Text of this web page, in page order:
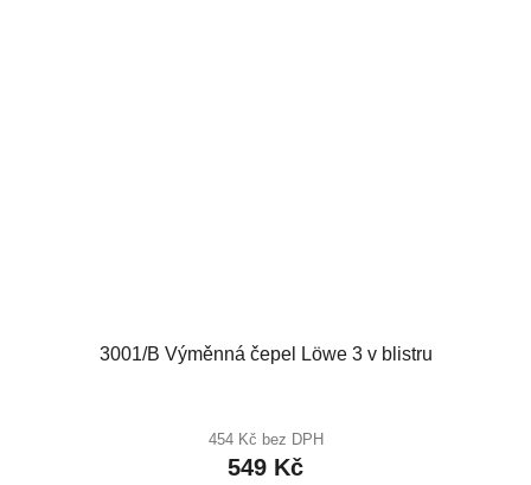
3001/B Výměnná čepel Löwe 3 v blistru
454 Kč bez DPH
549 Kč